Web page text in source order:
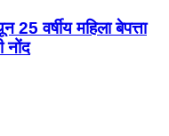
वर्षीय महिला बेपत्ता
नोंद